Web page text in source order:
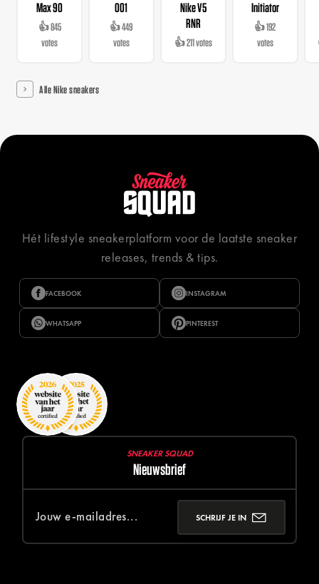
Max 90
👍 845
votes
001
👍 449
votes
Nike V5
RNR
👍 211 votes
Initiator
👍 192
votes
Alle Nike sneakers
Hét lifestyle sneakerplatform voor de laatste sneaker
releases, trends & tips.
FACEBOOK INSTAGRAM
WHATSAPP PINTEREST
SNEAKER SQUAD
Nieuwsbrief
SCHRIJF JE IN